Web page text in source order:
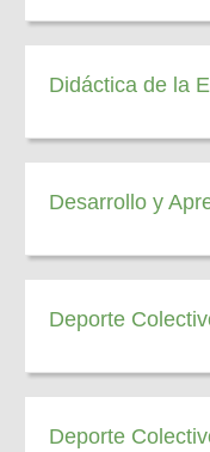
Didáctica de la
Desarrollo y
Deporte
Deporte